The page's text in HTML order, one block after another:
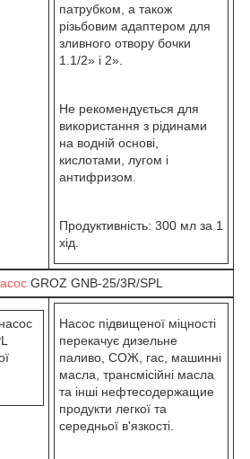
патрубком, а також
різьбовим адаптером для
зливного отвору бочки
1.1/2» і 2».
Не рекомендується для
використання з рідинами
на водній основі,
кислотами, лугом і
антифризом.
Продуктивність: 300 мл за 1
хід.
GROZ GNB-25/3R/SPL
Насос підвищеної міцності
перекачує дизельне
паливо, СОЖ, гас, машинні
масла, трансмісійні масла
та інші нефтесодержащие
продукти легкої та
середньої в'язкості.